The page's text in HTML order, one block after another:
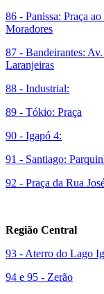
86 - Panissa: Praça
Moradores
87 - Bandeirantes:
Laranjeiras
88 - Industrial:
89 - Tókio: Praça
90 - Igapó 4:
91 - Santiago:
92 - Praça da Rua
Região Central
93 - Aterro do Lago
94 e 95 - Zerão